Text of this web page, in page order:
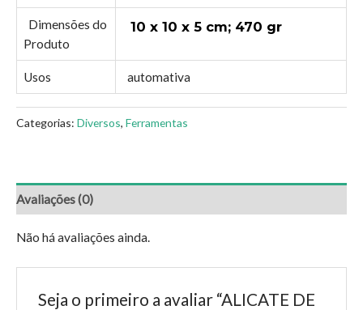
Dimensões do
Produto
10 x 10 x 5 cm; 470 gr
Usos automativa
Categorias: Diversos, Ferramentas
Avaliações (0)
Não há avaliações ainda.
Seja o primeiro a avaliar “ALICATE DE